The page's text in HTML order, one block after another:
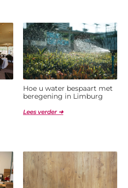
Hoe u water bespaart met
beregening in Limburg
Lees verder ➜